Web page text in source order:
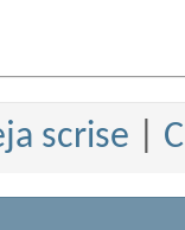
scrise